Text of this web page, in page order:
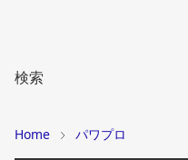
検索
Home パワプロ